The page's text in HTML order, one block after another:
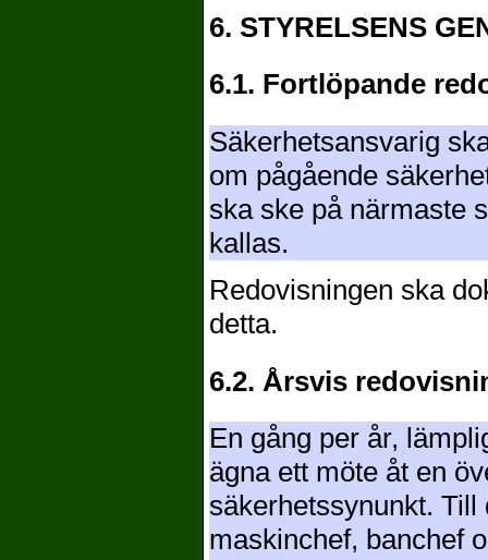
6. STYRELSENS
6.1. Fortlöpande
Säkerhetsansvarig
om pågående
ska ske på närmaste
kallas.
Redovisningen ska
detta.
6.2. Årsvis
En gång per år,
ägna ett möte åt en
säkerhetssynunkt.
maskinchef, banchef